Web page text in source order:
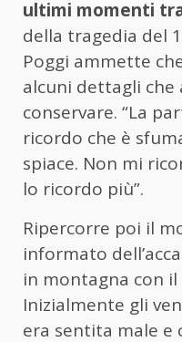
ultimi momenti
della tragedia del
Poggi ammette
alcuni dettagli che
conservare. “La
ricordo che è
spiace. Non mi
lo ricordo più”.
Ripercorre poi il
informato
in montagna con
Inizialmente gli
era sentita male e